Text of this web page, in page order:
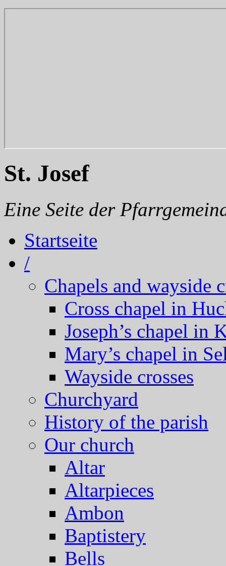
St. Josef
Eine Seite der
Startseite
/
Chapels and wayside
Cross chapel in
Joseph’s chapel in
Mary’s chapel in
Wayside crosses
Churchyard
History of the parish
Our church
Altar
Altarpieces
Ambon
Baptistery
Bells